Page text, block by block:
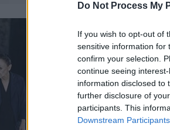
Do Not Process My
If you wish to opt-out of
sensitive information for
confirm your selection.
continue seeing
information disclosed to
further disclosure of
participants. This
Downstream Participants
Σε